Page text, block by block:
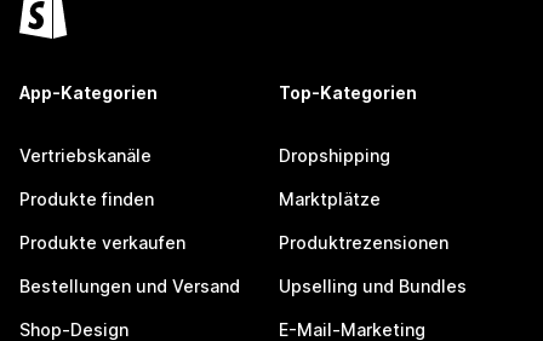
App-Kategorien
Vertriebskanäle
Produkte finden
Produkte verkaufen
Bestellungen und Versand
Shop-Design
Top-Kategorien
Dropshipping
Marktplätze
Produktrezensionen
Upselling und Bundles
E-Mail-Marketing